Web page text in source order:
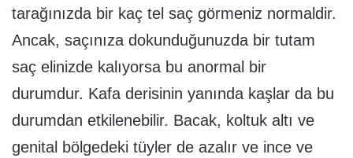
tarağınızda bir kaç tel saç görmeniz normaldir.
Ancak, saçınıza dokunduğunuzda bir tutam
saç elinizde kalıyorsa bu anormal bir
durumdur. Kafa derisinin yanında kaşlar da bu
durumdan etkilenebilir. Bacak, koltuk altı ve
genital bölgedeki tüyler de azalır ve ince ve